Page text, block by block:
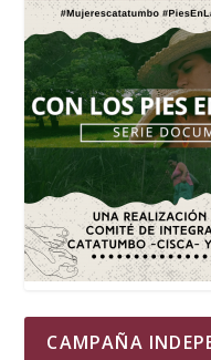
CAMPAÑA